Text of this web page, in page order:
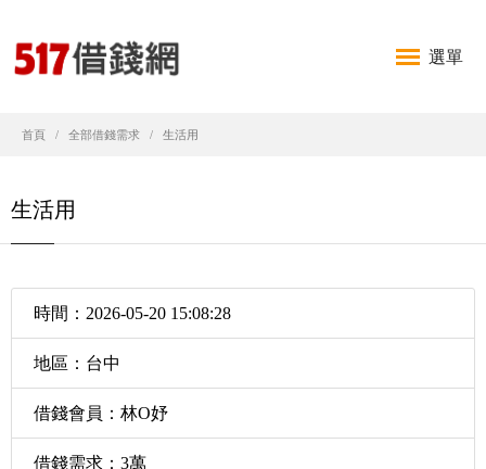
選單
首頁 全部借錢需求 生活用
生活用
時間：2026-05-20 15:08:28
地區：台中
借錢會員：林O妤
借錢需求：3萬